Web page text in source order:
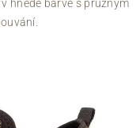
hnědé barvě s pružným